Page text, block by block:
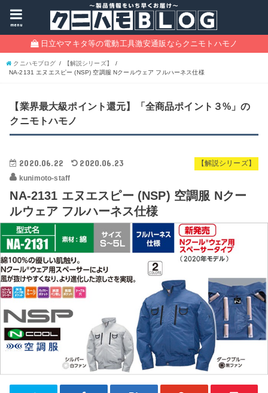
menu
日立やマキタ等の電動工具激安通販ならクニモトハモノ
クニハモブログ
【解説シリーズ】
NA-2131 エヌエスピー (NSP) 空調服 Nクールウェア フルハーネス仕様
【業界最大級ポイント還元】「全商品ポイント３%」の
クニモトハモノ
【解説シリーズ】
2020.06.22 2020.06.23
kunimoto-staff
NA-2131 エヌエスピー (NSP) 空調服 Nクー
ルウェア フルハーネス仕様